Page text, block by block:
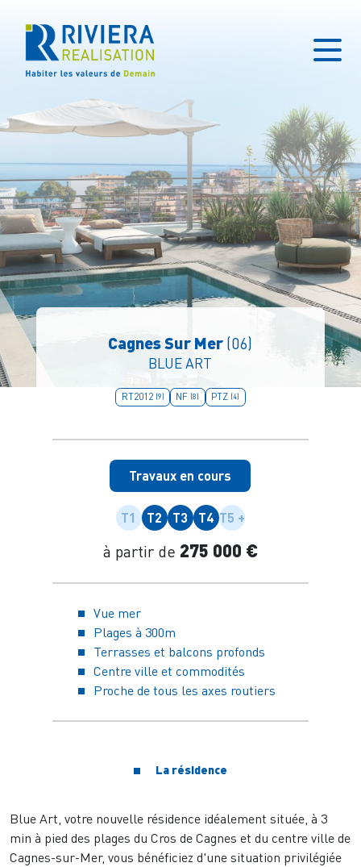
Cagnes Sur Mer(06)
BLUE ART
RT2012 (9) NF (8) PTZ (4)
Travaux en cours
T1 T2 T3 T4 T5 +
à partir de 275 000 €
Vue mer
Plages à 300m
Terrasses et balcons profonds
Centre ville et commodités
Proche de tous les axes routiers
La résidence
Blue Art, votre nouvelle résidence idéalement située, à 3
min à pied des plages du Cros de Cagnes et du centre ville de
Cagnes-sur-Mer, vous bénéficiez d'une situation privilégiée